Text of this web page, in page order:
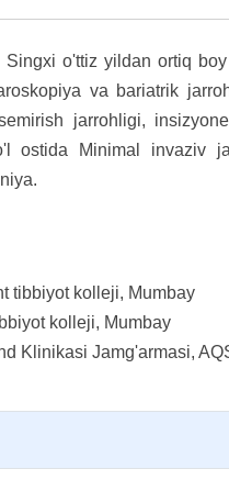
Singxi o'ttiz yildan ortiq
va bariatrik
jarrohligi,
ostida Minimal invaziv
tibbiyot kolleji, Mumbay
kolleji, Mumbay
Klinikasi Jamg'armasi,